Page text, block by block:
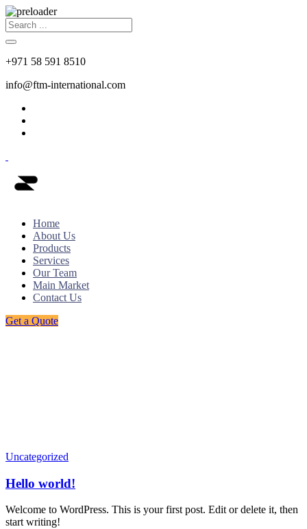
+971 58 591 8510
info@ftm-international.com
Home
About Us
Products
Services
Our Team
Main Market
Contact Us
Get a Quote
Uncategorized
Hello world!
Welcome to WordPress. This is your first post. Edit or delete it, then
start writing!